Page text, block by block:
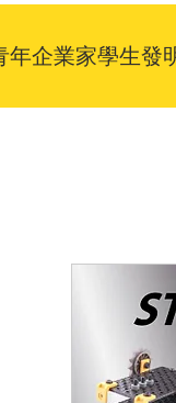
年企業家學生發